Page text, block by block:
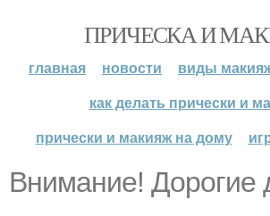
ПРИЧЕСКА И
главная новости
виды
как делать прически и
прически и макияж на дому
Внимание! Дорогие